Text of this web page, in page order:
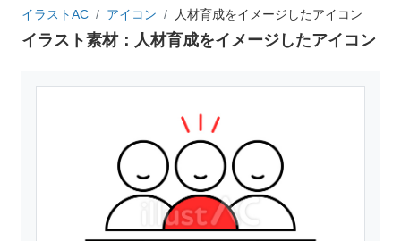
イラストAC
アイコン 人材育成をイメージしたアイコン
イラスト素材：人材育成をイメージしたアイコン